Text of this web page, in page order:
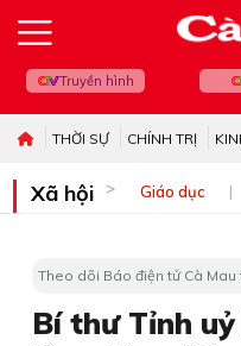
Truyền hình
THỜI SỰ CHÍNH TRỊ
Xã hội Giáo dục
Theo dõi Báo điện tử Cà Mau
Bí thư Tỉnh